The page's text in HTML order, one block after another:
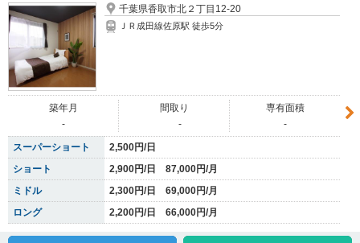
千葉県香取市北２丁目12-20
ＪＲ成田線佐原駅 徒歩5分
築年月
-
間取り
-
専有面積
-
スーパーショート
2,500円/日
ショート
2,900円/日 87,000円/月
ミドル
2,300円/日 69,000円/月
ロング
2,200円/日 66,000円/月